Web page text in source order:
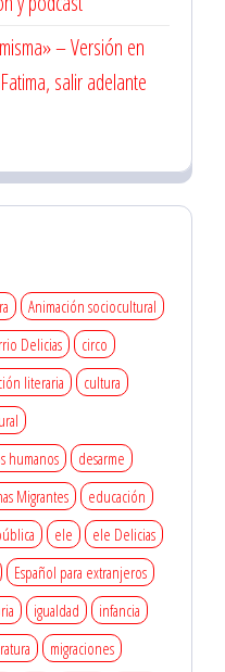
– Versión en
Fatima, salir adelante
Animación sociocultural
Delicias
circo
literaria
cultura
humanos
desarme
Migrantes
educación
ele
ele Delicias
Español para extranjeros
igualdad
infancia
migraciones